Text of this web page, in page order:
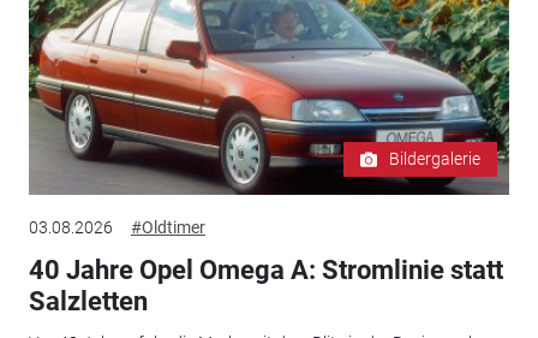
Bildergalerie
03.08.2026 #Oldtimer
40 Jahre Opel Omega A: Stromlinie statt
Salzletten